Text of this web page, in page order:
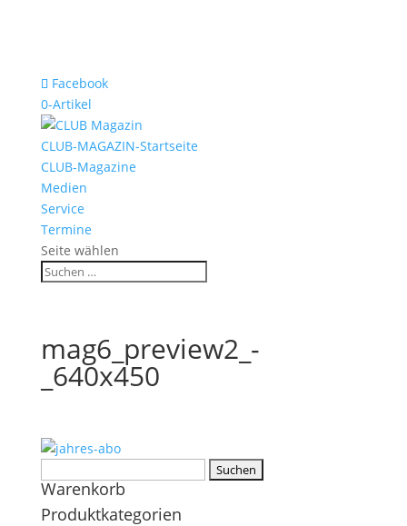
Facebook
0-Artikel
CLUB-MAGAZIN-Startseite
CLUB-Magazine
Medien
Service
Termine
Seite wählen
mag6_preview2_-
_640x450
nach:
Warenkorb
Produktkategorien